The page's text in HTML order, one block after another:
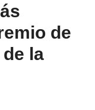
de
la